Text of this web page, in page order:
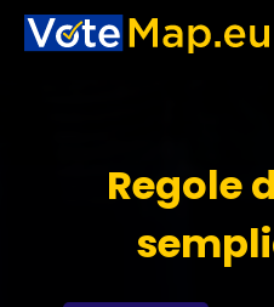
Regole